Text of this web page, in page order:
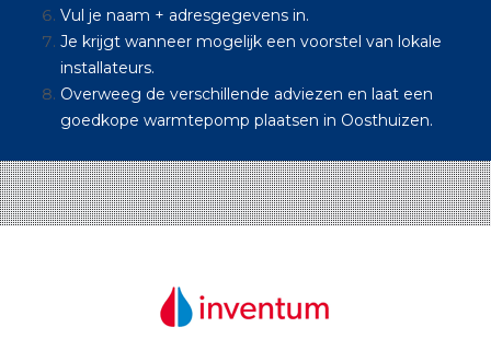
Vul je naam + adresgegevens in.
Je krijgt wanneer mogelijk een voorstel van lokale
installateurs.
Overweeg de verschillende adviezen en laat een
goedkope warmtepomp plaatsen in Oosthuizen.